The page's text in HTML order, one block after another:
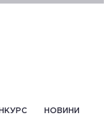
НОВИНИ